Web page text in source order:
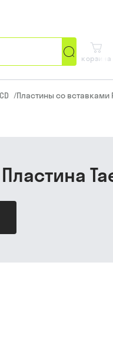
корзина
/Пластины со вставками
Пластина